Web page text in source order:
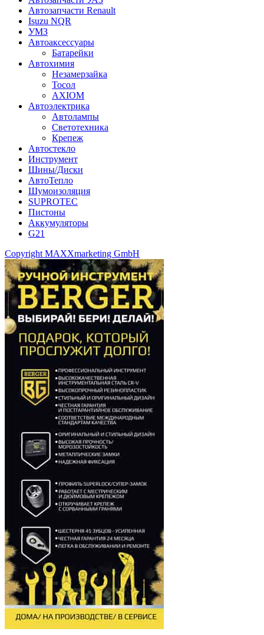
Автозапчасти Renault
Isuzu NQR
УМЗ
Автоаксессуары
Батарейки
Автохимия
Незамерзайка
Тосол
AXIOM
Автоэлектрика
Автолампы
Светотехника
Крепеж
Автостекло
Инструмент
Шины/Диски
АвтоТепло
Шумоизоляция
SUPROTEC
Пистоны
Аккумуляторы
G21
Copyright MAXXmarketing GmbH